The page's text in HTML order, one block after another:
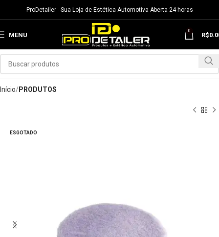
ProDetailer - Sua Loja de Estética Automotiva Aberta 24 horas
MENU
0
R$
Início PRODUTOS
ESGOTADO